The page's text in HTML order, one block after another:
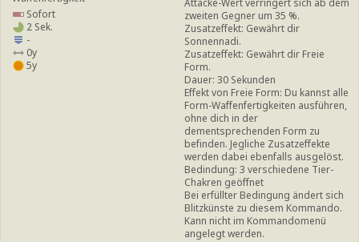
Sofort
2 Sek.
-
0y
5y
Attacke-Wert verringert sich ab dem
zweiten Gegner um 35 %.
Zusatzeffekt: Gewährt dir
Sonnennadi.
Zusatzeffekt: Gewährt dir Freie
Form.
Dauer: 30 Sekunden
Effekt von Freie Form: Du kannst alle
Form-Waffenfertigkeiten ausführen,
ohne dich in der
dementsprechenden Form zu
befinden. Jegliche Zusatzeffekte
werden dabei ebenfalls ausgelöst.
Bedindung: 3 verschiedene Tier-
Chakren geöffnet
Bei erfüllter Bedingung ändert sich
Blitzkünste zu diesem Kommando.
Kann nicht im Kommandomenü
angelegt werden.